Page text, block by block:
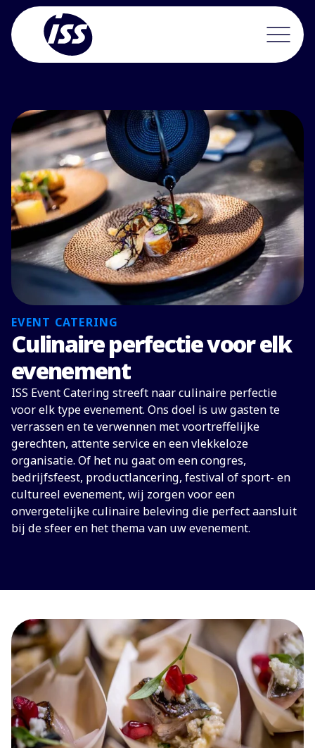
EVENT CATERING
Culinaire perfectie voor elk
evenement
ISS Event Catering streeft naar culinaire perfectie
voor elk type evenement. Ons doel is uw gasten te
verrassen en te verwennen met voortreffelijke
gerechten, attente service en een vlekkeloze
organisatie. Of het nu gaat om een congres,
bedrijfsfeest, productlancering, festival of sport- en
cultureel evenement, wij zorgen voor een
onvergetelijke culinaire beleving die perfect aansluit
bij de sfeer en het thema van uw evenement.